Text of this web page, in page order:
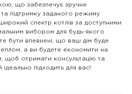
що забезпечує зручне
підтримку заданого режиму
спектр котлів за доступними
вибором для будь-якого
бути впевнені, що ваш дім буде
а ви будете економити на
щоб отримати консультацію та
ідеально підходить для вас!